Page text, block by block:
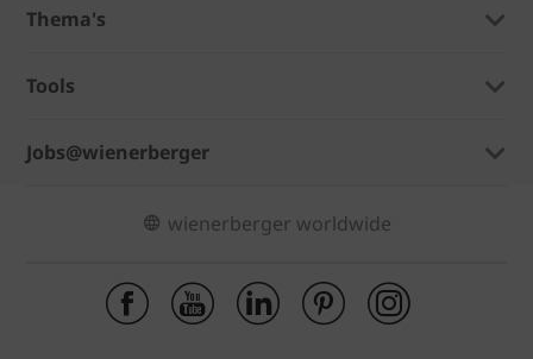
Thema's
Tools
Jobs@wienerberger
wienerberger worldwide